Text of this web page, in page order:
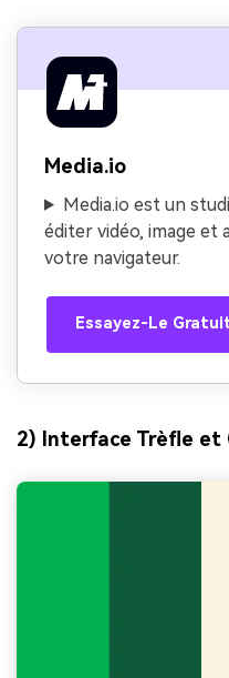
Media.io
Media.io est un
éditer vidéo, image et
votre navigateur.
Essayez-Le
2) Interface Trèfle et